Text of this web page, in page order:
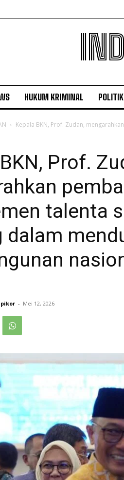
HUKUM KRIMINAL POLITIK
Kepala BKN, Prof. Zudan,
Prof.
talenta
dalam
- Mei 12, 2026